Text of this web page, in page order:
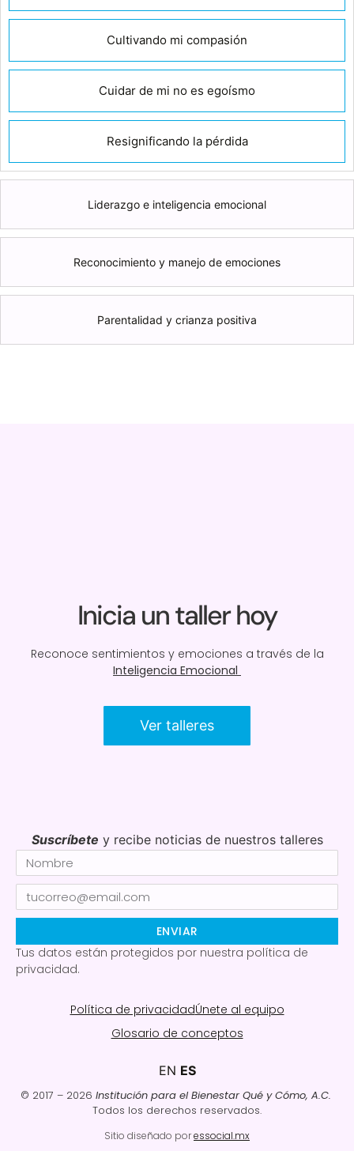
Liderazgo e inteligencia emocional
Reconocimiento y manejo de emociones
Parentalidad y crianza positiva
Cultivando mi compasión
Cuidar de mi no es egoísmo
Resignificando la pérdida
Inicia un taller hoy
Reconoce sentimientos y emociones a través de la
Inteligencia Emocional
Ver talleres
Política de privacidadÚnete al equipo
Glosario de conceptos
EN ES
© 2017 – 2026 Institución para el Bienestar Qué y Cómo, A.C.
Todos los derechos reservados.
Sitio diseñado poressocial.mx
Suscríbete y recibe noticias de nuestros talleres
ENVIAR
Tus datos están protegidos por nuestra política de
privacidad.